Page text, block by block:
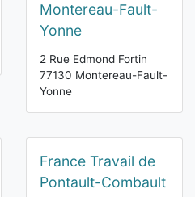
Montereau-Fault-
Yonne
2 Rue Edmond Fortin
77130 Montereau-Fault-
Yonne
France Travail de
Pontault-Combault